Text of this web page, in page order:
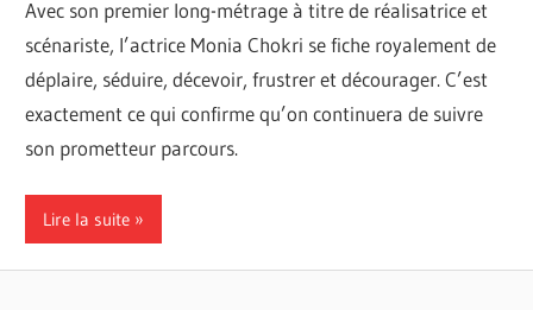
Avec son premier long-métrage à titre de réalisatrice et
scénariste, l’actrice Monia Chokri se fiche royalement de
déplaire, séduire, décevoir, frustrer et décourager. C’est
exactement ce qui confirme qu’on continuera de suivre
son prometteur parcours.
Lire la suite